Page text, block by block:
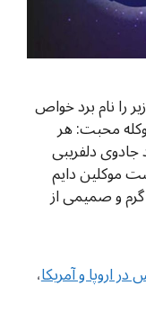
را نام برد خواص
طلسم صبی طلسم صبی ۳ موکله محبت: هر
دلفریبی
موکلین دایم
و صمیمی از
اروپا و آمریکا،